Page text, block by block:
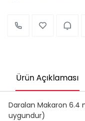
Ürün Açıklaması
Daralan Makaron 6.4
uygundur)